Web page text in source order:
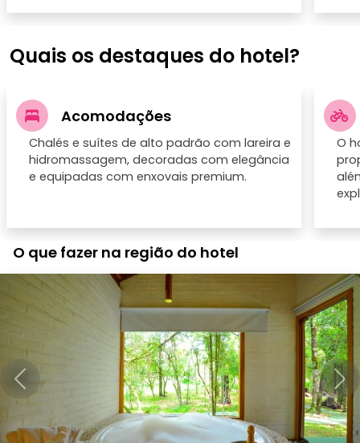
Quais os destaques do hotel?
Acomodações
Chalés e suítes de alto padrão com lareira e
hidromassagem, decoradas com elegância
e equipadas com enxovais premium.
O
O que fazer na região do hotel
Anterior